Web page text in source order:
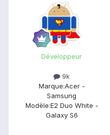
Développeur
9k
Marque:Acer -
Samsung
Modèle:E2 Duo White -
Galaxy S6